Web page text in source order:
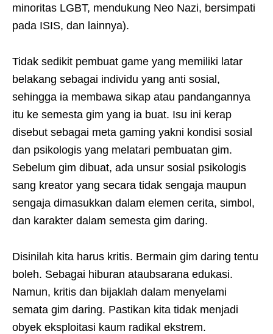
minoritas LGBT, mendukung Neo Nazi, bersimpati
pada ISIS, dan lainnya).
Tidak sedikit pembuat game yang memiliki latar
belakang sebagai individu yang anti sosial,
sehingga ia membawa sikap atau pandangannya
itu ke semesta gim yang ia buat. Isu ini kerap
disebut sebagai meta gaming yakni kondisi sosial
dan psikologis yang melatari pembuatan gim.
Sebelum gim dibuat, ada unsur sosial psikologis
sang kreator yang secara tidak sengaja maupun
sengaja dimasukkan dalam elemen cerita, simbol,
dan karakter dalam semesta gim daring.
Disinilah kita harus kritis. Bermain gim daring tentu
boleh. Sebagai hiburan ataubsarana edukasi.
Namun, kritis dan bijaklah dalam menyelami
semata gim daring. Pastikan kita tidak menjadi
obyek eksploitasi kaum radikal ekstrem.